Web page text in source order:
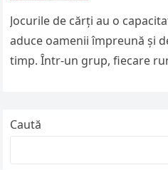
Jocurile de cărți au o
aduce oamenii împreună și
timp. Într-un grup, fiecare
Caută